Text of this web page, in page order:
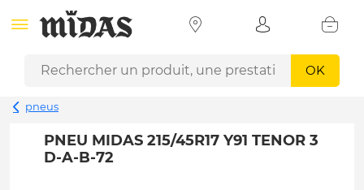
OK
pneus
PNEU MIDAS 215/45R17 Y91 TENOR 3
D-A-B-72